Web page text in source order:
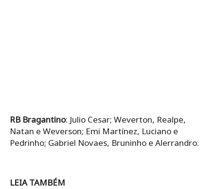
RB Bragantino: Julio Cesar; Weverton, Realpe,
Natan e Weverson; Emi Martínez, Luciano e
Pedrinho; Gabriel Novaes, Bruninho e Alerrandro.
LEIA TAMBÉM